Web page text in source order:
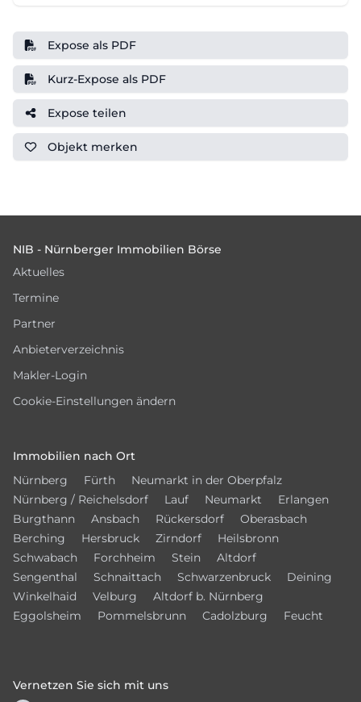
Expose als PDF
Kurz-Expose als PDF
Expose teilen
Objekt merken
NIB - Nürnberger Immobilien Börse
Aktuelles
Termine
Partner
Anbieterverzeichnis
Makler-Login
Cookie-Einstellungen ändern
Immobilien nach Ort
Nürnberg
Fürth
Neumarkt in der Oberpfalz
Nürnberg / Reichelsdorf
Lauf Neumarkt
Erlangen
Burgthann
Ansbach Rückersdorf
Oberasbach
Berching
Hersbruck Zirndorf
Heilsbronn
Schwabach
Forchheim Stein
Altdorf
Sengenthal
Schnaittach Schwarzenbruck
Deining
Winkelhaid
Velburg
Altdorf b. Nürnberg
Eggolsheim
Pommelsbrunn Cadolzburg Feucht
Vernetzen Sie sich mit uns